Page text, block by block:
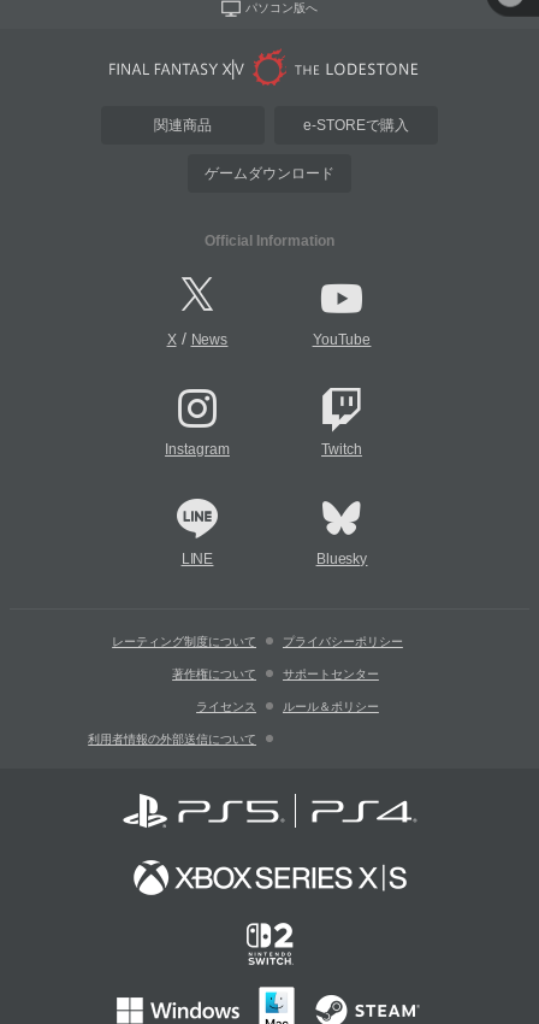
パソコン版へ
関連商品 e-STOREで購入
ゲームダウンロード
Official Information
X/ News YouTube
Instagram Twitch
LINE Bluesky
レーティング制度について プライバシーポリシー
著作権について サポートセンター
ライセンス ルール＆ポリシー
利用者情報の外部送信について